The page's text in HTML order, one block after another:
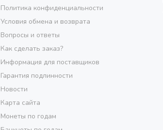
Политика конфиденциальности
Условия обмена и возврата
Вопросы и ответы
Как сделать заказ?
Информация для поставщиков
Гарантия подлинности
Новости
Карта сайта
Монеты по годам